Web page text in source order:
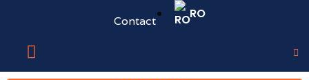
Contact RO